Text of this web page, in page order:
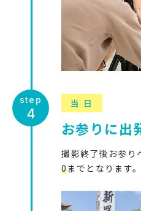
当日
お参りに出
撮影終了後お参り
0までとなります。